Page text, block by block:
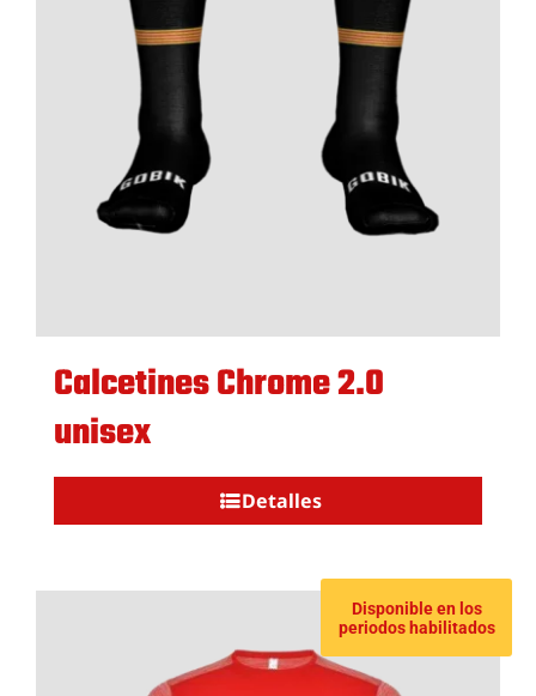
Pasarela de Pago
Calcetines Chrome 2.0
unisex
Detalles
Disponible en los
periodos habilitados